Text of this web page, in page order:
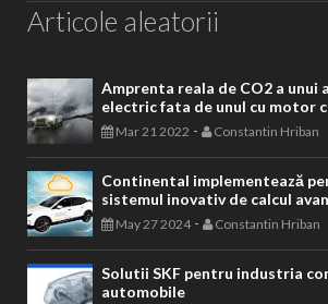
Articole aleatorii
Amprenta reala de CO2 a unui
electric fata de unul cu motor
Mar 21 2022 - Constantin Hriban
Continental implementează
sistemul inovativ de calcul
May 27 2024- Constantin Hriban
Solutii SKF pentru industria
automobile